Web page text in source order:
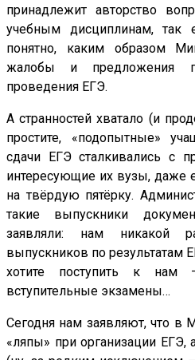
принадлежит авторство
учебным дисциплинам,
понятно, каким образом
жалобы и предложения
проведения ЕГЭ.
А странностей хватало (и
простите, «подопытные»
сдачи ЕГЭ сталкивались с
интересующие их вузы, даже
на твёрдую пятёрку.
такие выпускники
заявляли: нам никакой
выпускников по результатам
хотите поступить к
вступительные экзамены…
Сегодня нам заявляют, что в
«ляпы» при организации ЕГЭ,